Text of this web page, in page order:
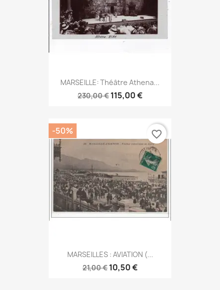
MARSEILLE: Théâtre Athena...
230,00 € 115,00 €
MARSEILLES : AVIATION (...
21,00 € 10,50 €
-50% favorite_border